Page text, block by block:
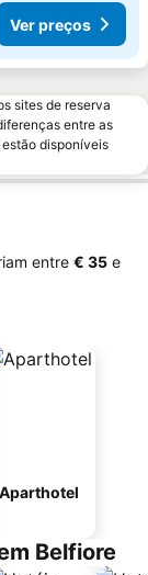
Ver preços
sites de reserva
entre as
disponíveis
entre ‎€ 35 e
Aparthotel
Belfiore